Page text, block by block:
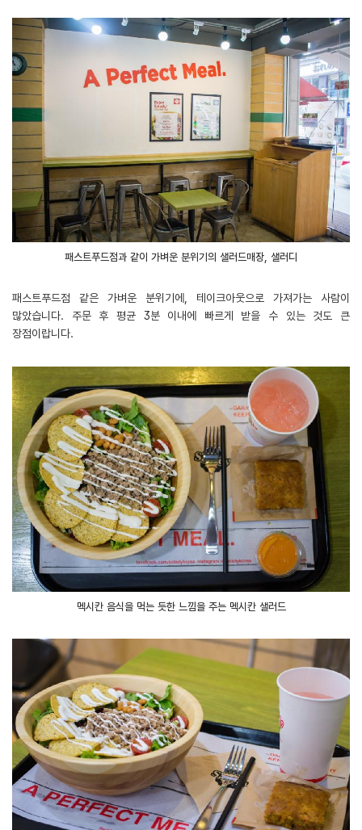
패스트푸드점과 같이 가벼운 분위기의 샐러드매장, 샐러디
패스트푸드점 같은 가벼운 분위기에, 테이크아웃으로 가져가는 사람이
많았습니다. 주문 후 평균 3분 이내에 빠르게 받을 수 있는 것도 큰
장점이랍니다.
멕시칸 음식을 먹는 듯한 느낌을 주는 멕시칸 샐러드